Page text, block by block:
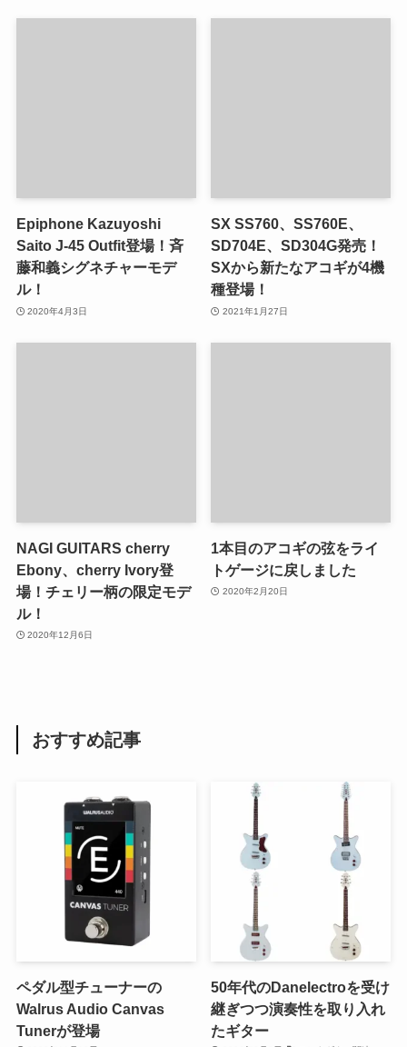
Epiphone Kazuyoshi
Saito J‐45 Outfit登場！斉
藤和義シグネチャーモデ
ル！
2020年4月3日
SX SS760、SS760E、
SD704E、SD304G発売！
SXから新たなアコギが4機
種登場！
2021年1月27日
NAGI GUITARS cherry
Ebony、cherry Ivory登
場！チェリー柄の限定モデ
ル！
2020年12月6日
1本目のアコギの弦をライ
トゲージに戻しました
2020年2月20日
おすすめ記事
ペダル型チューナーの
Walrus Audio Canvas
Tunerが登場
50年代のDanelectroを受け
継ぎつつ演奏性を取り入れ
たギター